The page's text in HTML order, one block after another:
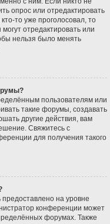
опрос или отредактировать
то уже проголосовал, то
отредактировать или
нельзя было менять
пользователям или
такие форумы, создавать
другие действия, вам
Свяжитесь с
для получения такого
на уровне
конференции может
форумах. Также